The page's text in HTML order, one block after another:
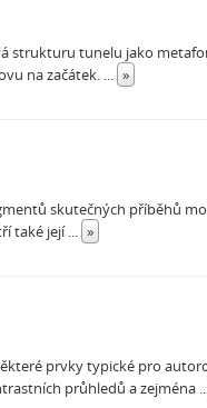
strukturu tunelu jako
na začátek. ... »
skutečných příběhů
také její... »
prvky typické pro
průhledů a zejména